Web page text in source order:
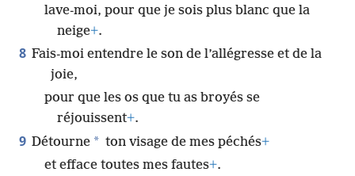
lave-moi, pour que je sois plus blanc que la
neige+.
8 Fais-moi entendre le son de l’allégresse et de la
joie,
pour que les os que tu as broyés se
réjouissent+.
9 Détourne * ton visage de mes péchés+
et efface toutes mes fautes+.